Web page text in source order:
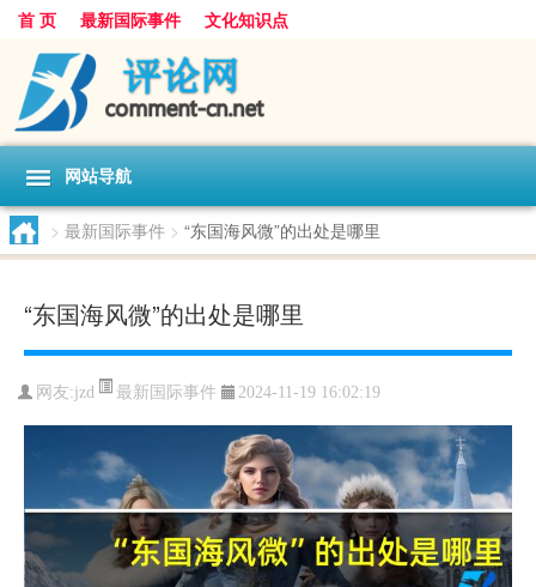
首 页 最新国际事件 文化知识点
网站导航
> 最新国际事件 > “东国海风微”的出处是哪里
“东国海风微”的出处是哪里
网友:jzd 最新国际事件 2024-11-19 16:02:19